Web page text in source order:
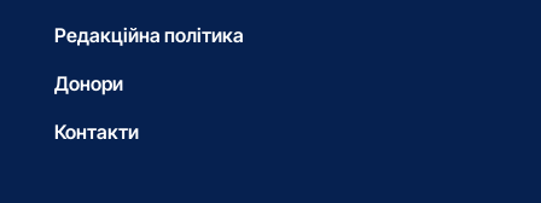
Редакційна політика
Донори
Контакти